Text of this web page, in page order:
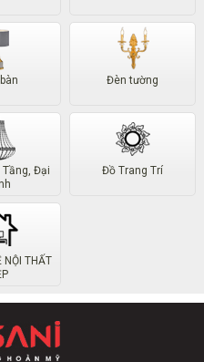
Đèn tường
Đại
Đồ Trang Trí
NỘI THẤT